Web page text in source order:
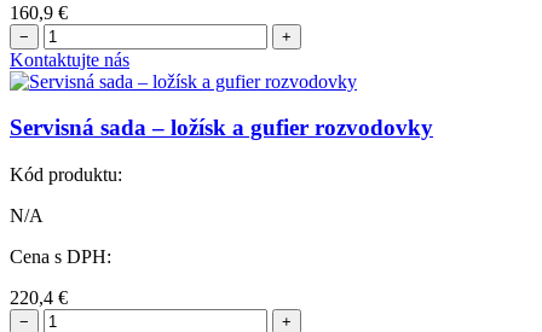
160,9 €
− +
Kontaktujte nás
Servisná sada – ložísk a gufier rozvodovky
Kód produktu:
N/A
Cena s DPH:
220,4 €
− +